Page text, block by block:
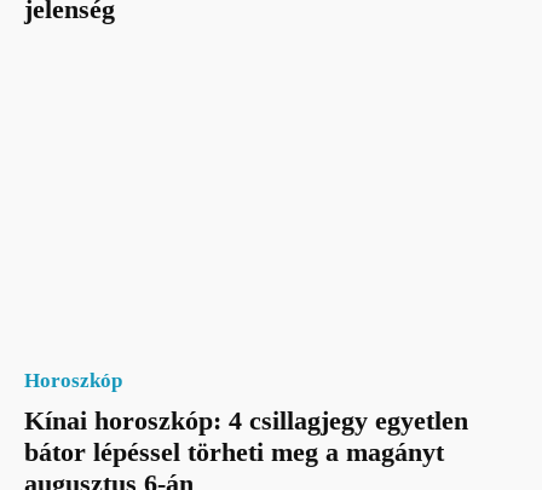
jelenség
Horoszkóp
Kínai horoszkóp: 4 csillagjegy egyetlen
bátor lépéssel törheti meg a magányt
augusztus 6-án